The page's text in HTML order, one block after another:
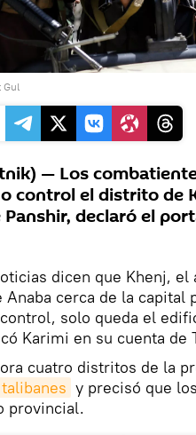
— Los
control el distrito de
declaró el
dicen que Khenj, el
cerca de la capital
solo queda el
Karimi en su cuenta de
cuatro distritos de la
y precisó que
provincial.